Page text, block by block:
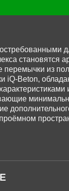
становятся
из
iQ-Beton,